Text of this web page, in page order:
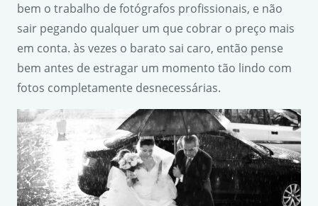
bem o trabalho de fotógrafos profissionais, e não
sair pegando qualquer um que cobrar o preço mais
em conta. às vezes o barato sai caro, então pense
bem antes de estragar um momento tão lindo com
fotos completamente desnecessárias.